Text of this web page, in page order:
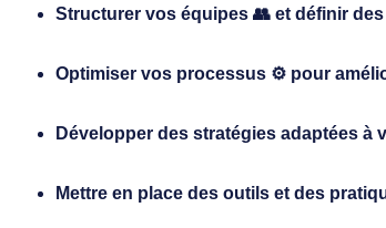
Structurer vos équipes 👥 et définir
Optimiser vos processus ⚙️ pour
Développer des stratégies adaptées
Mettre en place des outils et des